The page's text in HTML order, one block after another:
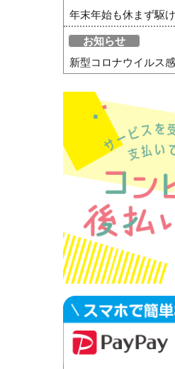
年末年始も休まず駆
お知らせ
新型コロナウイルス